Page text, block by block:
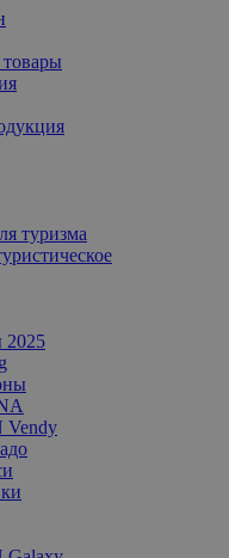
туризма
2025
Vendy